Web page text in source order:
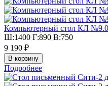
Компьютерный стол КЛ №9.0
Ш:1400 Г:890 В:750
9 190 ₽
Подробнее